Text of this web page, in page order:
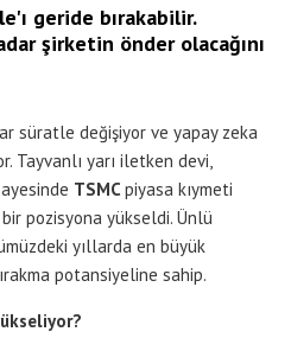
geride bırakabilir.
şirketin önder olacağını
süratle değişiyor ve yapay zeka
Tayvanlı yarı iletken devi,
TSMC piyasa kıymeti
pozisyona yükseldi. Ünlü
yıllarda en büyük
potansiyeline sahip.